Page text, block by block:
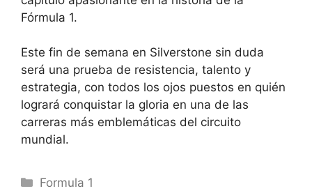
Fórmula 1.
Este fin de semana en Silverstone sin duda
será una prueba de resistencia, talento y
estrategia, con todos los ojos puestos en quién
logrará conquistar la gloria en una de las
carreras más emblemáticas del circuito
mundial.
Categorías
Formula 1